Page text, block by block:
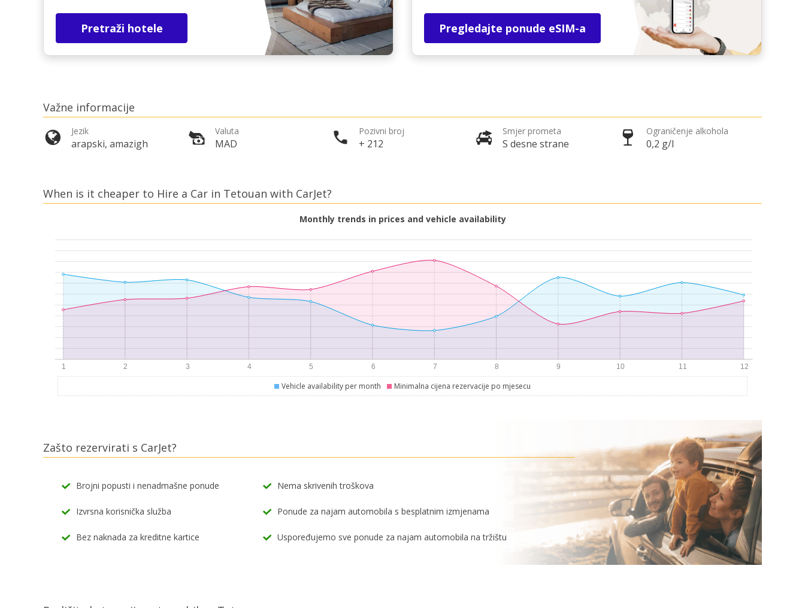
Pretraži hotele Pregledajte ponude eSIM-a
Važne informacije
Jezik
arapski, amazigh
Valuta
MAD
Pozivni broj
+ 212
Smjer prometa
S desne strane
Ograničenje alkohola
0,2 g/l
When is it cheaper to Hire a Car in Tetouan with CarJet?
Monthly trends in prices and vehicle availability
Vehicle availability per month Minimalna cijena rezervacije po mjesecu
Zašto rezervirati s CarJet?
Brojni popusti i nenadmašne ponude Nema skrivenih troškova
Izvrsna korisnička služba Ponude za najam automobila s besplatnim izmjenama
Bez naknada za kreditne kartice Uspoređujemo sve ponude za najam automobila na tržištu